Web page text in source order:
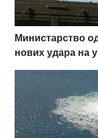
Министарство
нових удара на